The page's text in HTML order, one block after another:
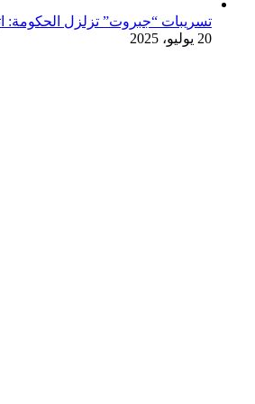
تسريبات “جبروت” تزلزل الحكومة:
20 يوليو، 2025